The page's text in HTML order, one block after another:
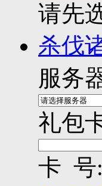
请先
杀伐
服务
礼包
卡 号: